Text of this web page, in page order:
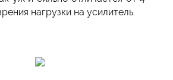
нагрузки на усилитель.